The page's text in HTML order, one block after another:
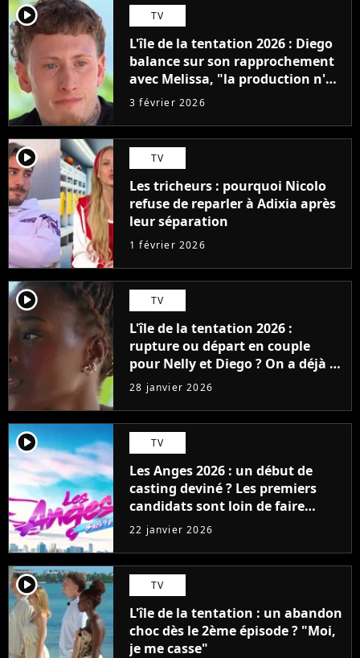
player2 TV
L'île de la tentation 2026 : Diego
balance sur son rapprochement
avec Melissa, "la production n'a
pas voulu vous montrer"
3 février 2026
player2 TV
Les tricheurs : pourquoi Nicolo
refuse de reparler à Adixia après
leur séparation
1 février 2026
player2 TV
L'île de la tentation 2026 :
rupture ou départ en couple
pour Nelly et Diego ? On a déjà la
réponse avec une surprise de
dernière minute
28 janvier 2026
player2 TV
Les Anges 2026 : un début de
casting deviné ? Les premiers
candidats sont loin de faire
l'unanimité
22 janvier 2026
player2 TV
L'île de la tentation : un abandon
choc dès le 2ème épisode ? "Moi,
je me casse"